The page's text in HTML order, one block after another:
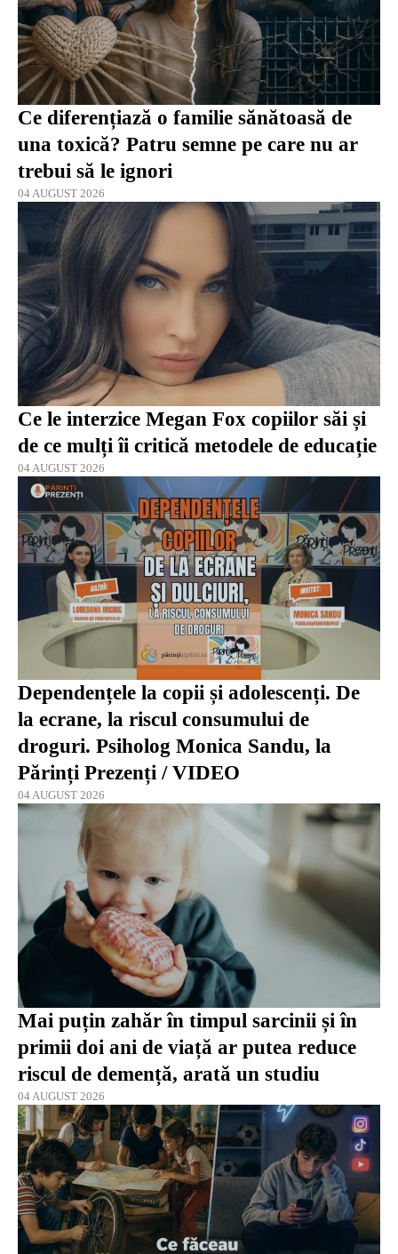
Ce diferențiază o familie sănătoasă de
una toxică? Patru semne pe care nu ar
trebui să le ignori
04 AUGUST 2026
Ce le interzice Megan Fox copiilor săi și
de ce mulți îi critică metodele de educație
04 AUGUST 2026
Dependențele la copii și adolescenți. De
la ecrane, la riscul consumului de
droguri. Psiholog Monica Sandu, la
Părinți Prezenți / VIDEO
04 AUGUST 2026
Mai puțin zahăr în timpul sarcinii și în
primii doi ani de viață ar putea reduce
riscul de demență, arată un studiu
04 AUGUST 2026